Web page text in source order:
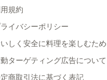
規約
イバシーポリシー
しく安全に料理を楽しむため
ターゲティング広告について
商取引法に基づく表記